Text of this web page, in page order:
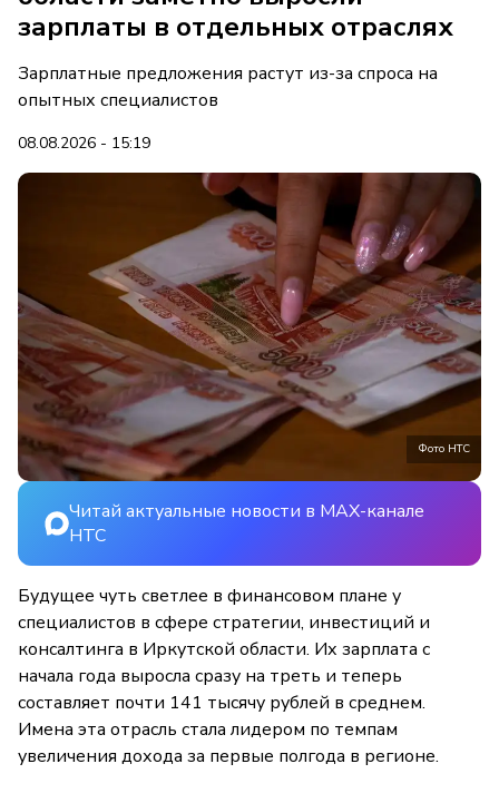
зарплаты в отдельных отраслях
Зарплатные предложения растут из-за спроса на
опытных специалистов
08.08.2026 - 15:19
Фото НТС
Читай актуальные новости в MAX-канале
НТС
Будущее чуть светлее в финансовом плане у
специалистов в сфере стратегии, инвестиций и
консалтинга в Иркутской области. Их зарплата с
начала года выросла сразу на треть и теперь
составляет почти 141 тысячу рублей в среднем.
Имена эта отрасль стала лидером по темпам
увеличения дохода за первые полгода в регионе.